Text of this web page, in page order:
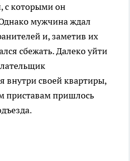
с которыми он
мужчина ждал
и, заметив их
сбежать. Далеко уйти
внутри своей квартиры,
приставам пришлось